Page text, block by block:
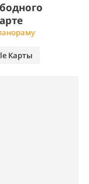
Карты